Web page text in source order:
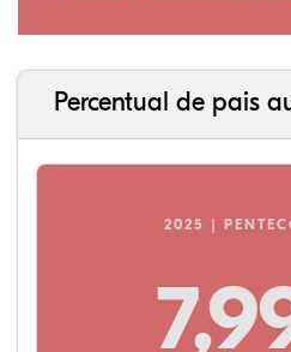
Percentual de pais
2025 |